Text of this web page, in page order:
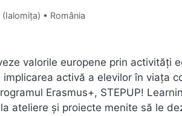
• România
valorile europene prin activități
activă a elevilor în viața
Erasmus+, STEPUP!
ateliere și proiecte menite să le